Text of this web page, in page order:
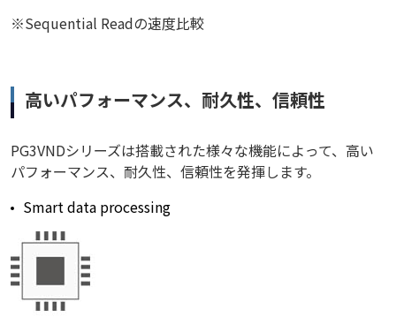
※Sequential Readの速度比較
高いパフォーマンス、耐久性、信頼性
PG3VNDシリーズは搭載された様々な機能によって、高い
パフォーマンス、耐久性、信頼性を発揮します。
Smart data processing